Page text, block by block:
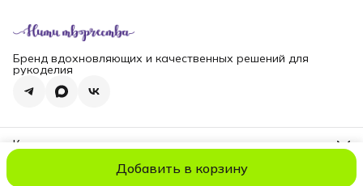
Добавить в корзину
Бренд вдохновляющих и качественных решений для
рукоделия
Контакты